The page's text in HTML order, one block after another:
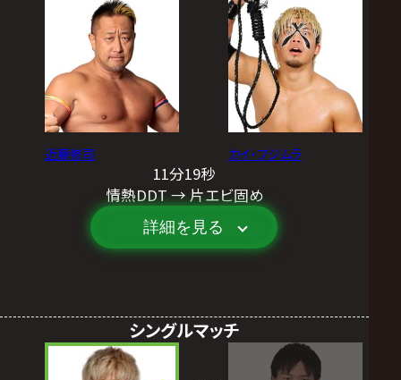
近藤修司 カイ・フジムラ
11分19秒
情熱DDT → 片エビ固め
詳細を見る
シングルマッチ